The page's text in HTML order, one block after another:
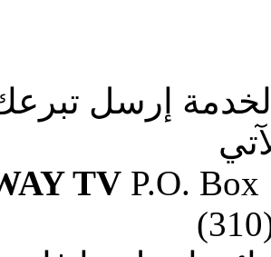
إرسل
TVP.O. Box